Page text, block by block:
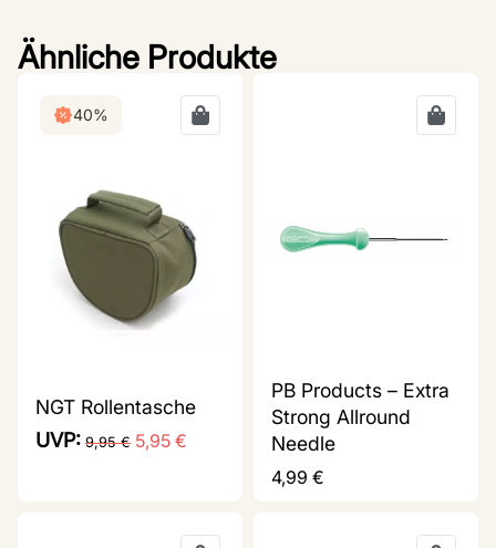
Ähnliche Produkte
40%
NGT Rollentasche
UVP: 9,95€ 5,95 €
PB Products – Extra
Strong Allround
Needle
4,99 €